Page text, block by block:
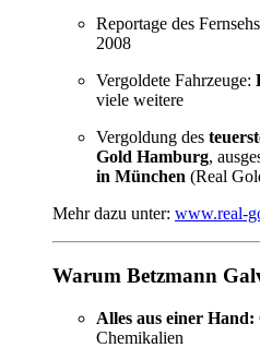
Reportage des
2008
Vergoldete Fahrzeuge:
viele weitere
Vergoldung des
Gold Hamburg,
in München (Real
Mehr dazu unter: www.real-
Warum Betzmann
Alles aus einer Hand:
Chemikalien